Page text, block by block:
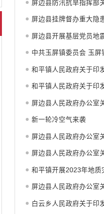
屏边县防汛抗旱指挥部
屏边县挂牌督办重大隐
屏边县开展基层党员地
中共玉屏镇委员会 玉
和平镇人民政府关于印
和平镇人民政府关于印
屏边县人民政府办公室
新一轮冷空气来袭
屏边县人民政府办公室
屏边县人民政府办公室
和平镇开展2023年地质
屏边县人民政府办公室
白云乡人民政府关于印